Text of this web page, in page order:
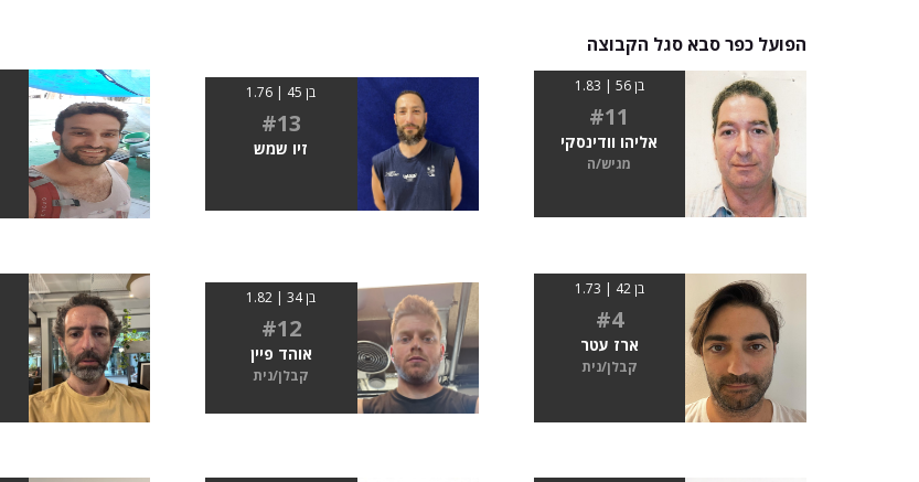
הפועל כפר סבא סגל הקבוצה
בן 56 | 1.83
#11
אליהו וודינסקי
מגיש/ה
בן 45 | 1.76
#13
זיו שמש
בן 42 | 1.73
#4
ארז עטר
קבלן/נית
בן 34 | 1.82
#12
אוהד פיין
קבלן/נית